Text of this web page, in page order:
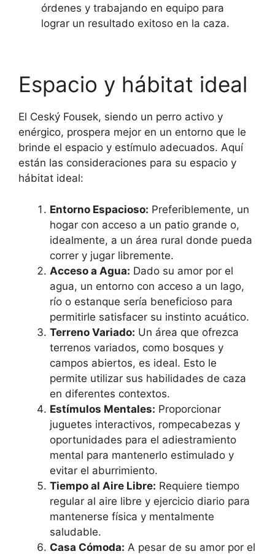
órdenes y trabajando en equipo para
lograr un resultado exitoso en la caza.
Espacio y hábitat ideal
El Ceský Fousek, siendo un perro activo y
enérgico, prospera mejor en un entorno que le
brinde el espacio y estímulo adecuados. Aquí
están las consideraciones para su espacio y
hábitat ideal:
Entorno Espacioso: Preferiblemente, un
hogar con acceso a un patio grande o,
idealmente, a un área rural donde pueda
correr y jugar libremente.
Acceso a Agua: Dado su amor por el
agua, un entorno con acceso a un lago,
río o estanque sería beneficioso para
permitirle satisfacer su instinto acuático.
Terreno Variado: Un área que ofrezca
terrenos variados, como bosques y
campos abiertos, es ideal. Esto le
permite utilizar sus habilidades de caza
en diferentes contextos.
Estímulos Mentales: Proporcionar
juguetes interactivos, rompecabezas y
oportunidades para el adiestramiento
mental para mantenerlo estimulado y
evitar el aburrimiento.
Tiempo al Aire Libre: Requiere tiempo
regular al aire libre y ejercicio diario para
mantenerse física y mentalmente
saludable.
Casa Cómoda: A pesar de su amor por el